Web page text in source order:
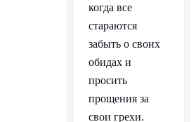
когда все
стараются
забыть о своих
обидах и
просить
прощения за
свои грехи.